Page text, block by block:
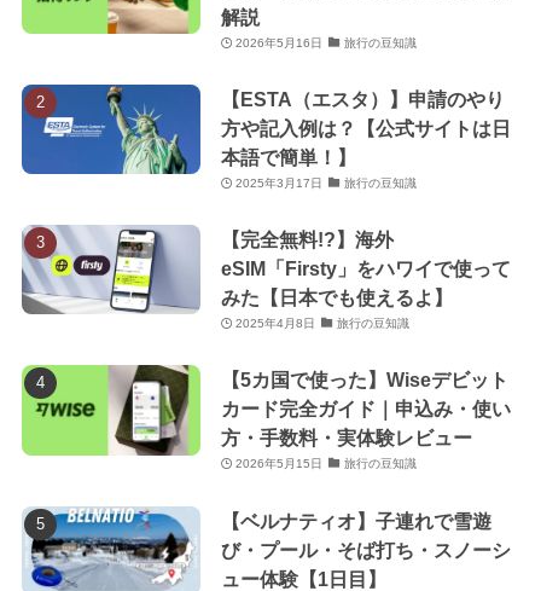
解説
2026年5月16日 旅行の豆知識
【ESTA（エスタ）】申請のやり
方や記入例は？【公式サイトは日
本語で簡単！】
2025年3月17日 旅行の豆知識
【完全無料!?】海外
eSIM「Firsty」をハワイで使って
みた【日本でも使えるよ】
2025年4月8日 旅行の豆知識
【5カ国で使った】Wiseデビット
カード完全ガイド｜申込み・使い
方・手数料・実体験レビュー
2026年5月15日 旅行の豆知識
【ベルナティオ】子連れで雪遊
び・プール・そば打ち・スノーシ
ュー体験【1日目】